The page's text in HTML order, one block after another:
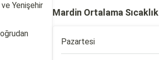
Yenişehir
Mardin Ortalama Sıcaklık
Pazartesi